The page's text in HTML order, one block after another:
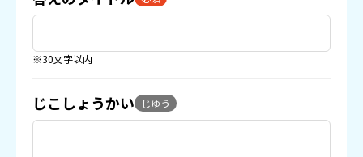
※30文字以内
じこしょうかい じゆう